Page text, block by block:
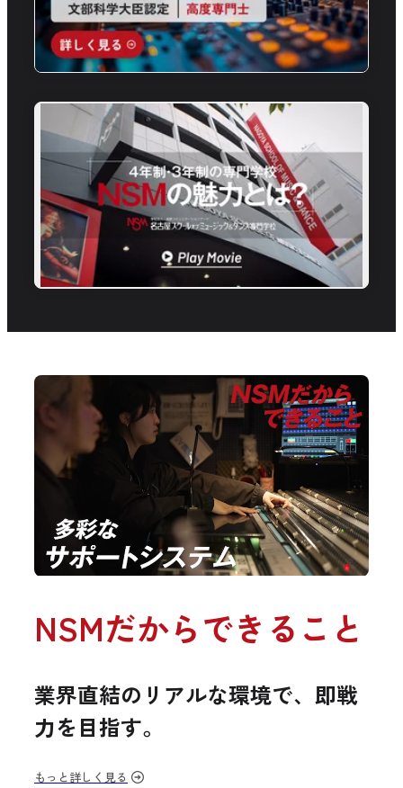
NSMだからできること
業界直結のリアルな環境で、即戦
力を目指す。
もっと詳しく見る